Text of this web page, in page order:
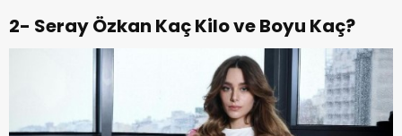
2- Seray Özkan Kaç Kilo ve Boyu Kaç?